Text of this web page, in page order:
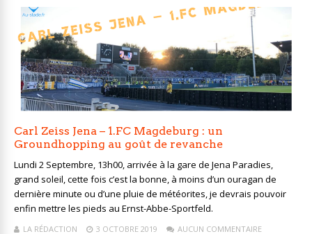
Carl Zeiss Jena – 1.FC Magdeburg : un
Groundhopping au goût de revanche
Lundi 2 Septembre, 13h00, arrivée à la gare de Jena Paradies,
grand soleil, cette fois c’est la bonne, à moins d’un ouragan de
dernière minute ou d’une pluie de météorites, je devrais pouvoir
enfin mettre les pieds au Ernst-Abbe-Sportfeld.
LA RÉDACTION 3 OCTOBRE 2019 AUCUN COMMENTAIRE